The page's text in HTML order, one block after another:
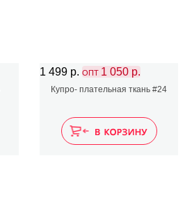
1 499 р. ОПТ 1 050 р.
Купро- плательная ткань #24